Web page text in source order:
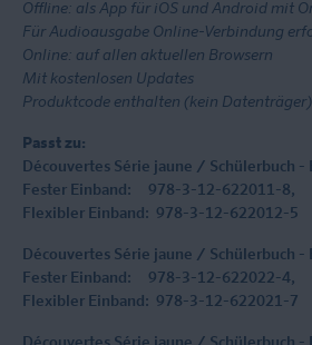
Offline: als App für iOS und Android mit
Für Audioausgabe Online-Verbindung
Online: auf allen aktuellen Browsern
Mit kostenlosen Updates
Produktcode enthalten (kein Datenträger)
Passt zu:
Découvertes Série jaune / Schülerbuch -
Fester Einband: 978-3-12-622011-8,
Flexibler Einband: 978-3-12-622012-5
Découvertes Série jaune / Schülerbuch -
Fester Einband: 978-3-12-622022-4,
Flexibler Einband: 978-3-12-622021-7